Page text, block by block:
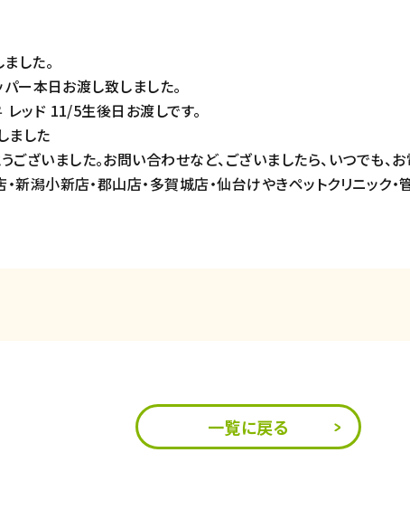
した。
ー本日お渡し致しました。
ッド 11/5生後日お渡しです。
ました
ざいました。お問い合わせなど、ございましたら、いつでも、
新潟小新店・郡山店・多賀城店・仙台けやきペットクリニック
一覧に戻る